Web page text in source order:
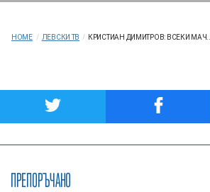
HOME / ЛЕВСКИ ТВ / КРИСТИАН ДИМИТРОВ: ВСЕКИ МАЧ...
ПРЕПОРЪЧАНО